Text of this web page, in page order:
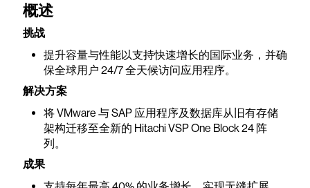
概述
挑战
提升容量与性能以支持快速增长的国际业务，并确
保全球用户 24/7 全天候访问应用程序。
解决方案
将 VMware 与 SAP 应用程序及数据库从旧有存储
架构迁移至全新的 Hitachi VSP One Block 24 阵
列。
成果